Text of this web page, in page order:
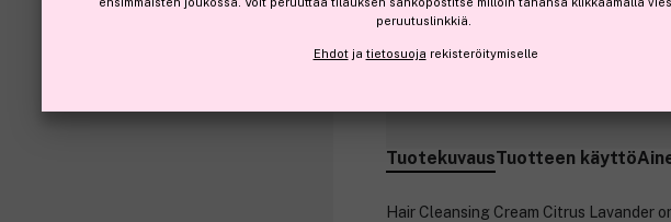
Ennen: 25,95 €
TuotekuvausTuotteen käyttö
Hair Cleansing Cream Citrus Lavander
peruutuslinkkiä.
Ehdotja tietosuoja rekisteröitymiselle